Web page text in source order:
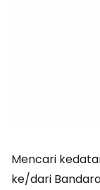
Mencari
ke/dari